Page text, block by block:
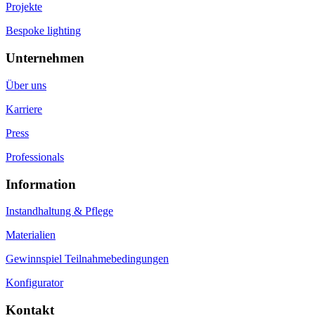
Projekte
Bespoke lighting
Unternehmen
Über uns
Karriere
Press
Professionals
Information
Instandhaltung & Pflege
Materialien
Gewinnspiel Teilnahmebedingungen
Konfigurator
Kontakt